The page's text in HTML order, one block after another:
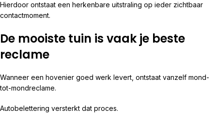
Hierdoor ontstaat een herkenbare uitstraling op ieder zichtbaar
contactmoment.
De mooiste tuin is vaak je beste
reclame
Wanneer een hovenier goed werk levert, ontstaat vanzelf mond-
tot-mondreclame.
Autobelettering versterkt dat proces.